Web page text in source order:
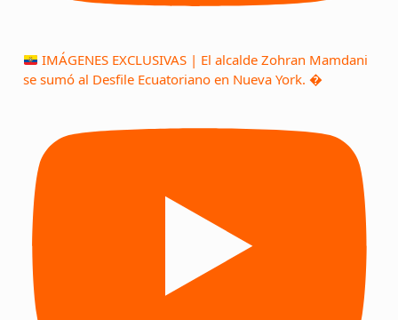
IMÁGENES EXCLUSIVAS | El alcalde Zohran Mamdani
se sumó al Desfile Ecuatoriano en Nueva York. �